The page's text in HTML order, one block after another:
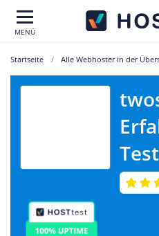
MENÜ
Startseite Alle Webhoster in der
Test